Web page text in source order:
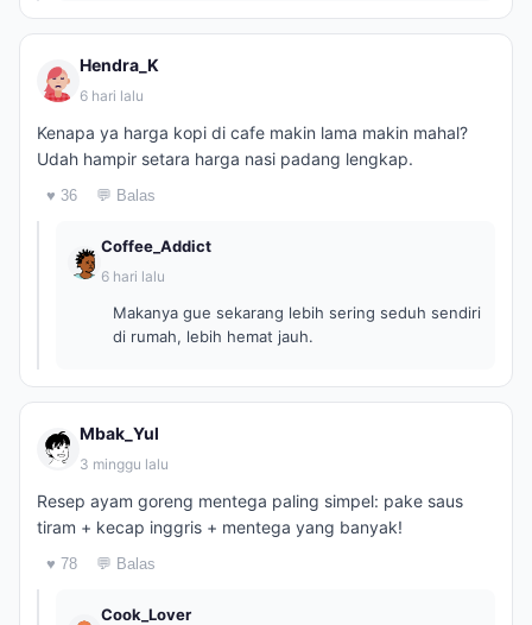
Hendra_K
6 hari lalu
Kenapa ya harga kopi di cafe makin lama makin mahal?
Udah hampir setara harga nasi padang lengkap.
♥ 36 💬 Balas
Coffee_Addict
6 hari lalu
Makanya gue sekarang lebih sering seduh sendiri
di rumah, lebih hemat jauh.
Mbak_Yul
3 minggu lalu
Resep ayam goreng mentega paling simpel: pake saus
tiram + kecap inggris + mentega yang banyak!
♥ 78 💬 Balas
Cook_Lover